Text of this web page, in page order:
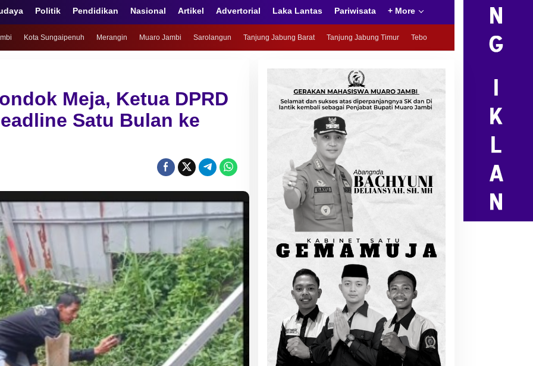
Politik Pendidikan Nasional Artikel Advertorial Laka Lantas Pariwisata + More
Kota Sungaipenuh Merangin Muaro Jambi Sarolangun Tanjung Jabung Barat Tanjung Jabung Timur Tebo
Meja, Ketua DPRD
Satu Bulan ke